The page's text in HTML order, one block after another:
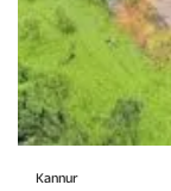
Kannur